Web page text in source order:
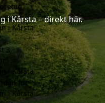
i Kårsta – direkt här.
på
i Kårsta
3
i Kårsta
för
i Kårsta